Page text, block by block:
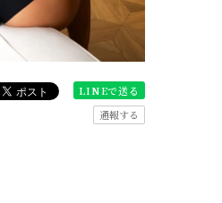
LINEで送る
通報する